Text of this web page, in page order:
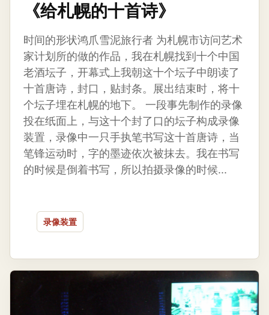
《给札幌的十首诗》
时间的形状鸿爪雪泥旅行者 为札幌市访问艺术
家计划所的做的作品，我在札幌找到十个中国
老酒坛子，开幕式上我朝这十个坛子中朗读了
十首唐诗，封口，贴封条。展出结束时，将十
个坛子埋在札幌的地下。 一段事先制作的录像
投在纸面上，与这十个封了口的坛子构成录像
装置，录像中一只手执笔书写这十首唐诗，当
笔锋运动时，字的墨迹依次被抹去。我在书写
的时候是倒着书写，所以拍摄录像的时候...
录像装置